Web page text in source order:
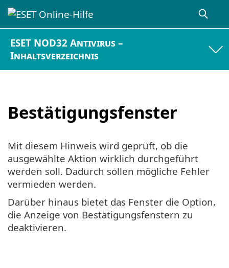
ESET NOD32 Antivirus –
Inhaltsverzeichnis
Bestätigungsfenster
Mit diesem Hinweis wird geprüft, ob die
ausgewählte Aktion wirklich durchgeführt
werden soll. Dadurch sollen mögliche Fehler
vermieden werden.
Darüber hinaus bietet das Fenster die Option,
die Anzeige von Bestätigungsfenstern zu
deaktivieren.